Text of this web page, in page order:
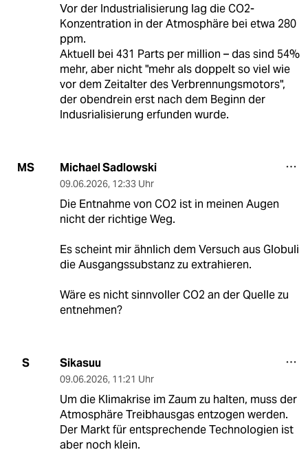
Vor der Industrialisierung lag die CO2-
Konzentration in der Atmosphäre bei etwa 280
ppm.
Aktuell bei 431 Parts per million – das sind 54%
mehr, aber nicht "mehr als doppelt so viel wie
vor dem Zeitalter des Verbrennungsmotors",
der obendrein erst nach dem Beginn der
Indusrialisierung erfunden wurde.
MS Michael Sadlowski
09.06.2026, 12:33 Uhr
Die Entnahme von CO2 ist in meinen Augen
nicht der richtige Weg.
Es scheint mir ähnlich dem Versuch aus Globuli
die Ausgangssubstanz zu extrahieren.
Wäre es nicht sinnvoller CO2 an der Quelle zu
entnehmen?
S Sikasuu
09.06.2026, 11:21 Uhr
Um die Klimakrise im Zaum zu halten, muss der
Atmosphäre Treibhausgas entzogen werden.
Der Markt für entsprechende Technologien ist
aber noch klein.